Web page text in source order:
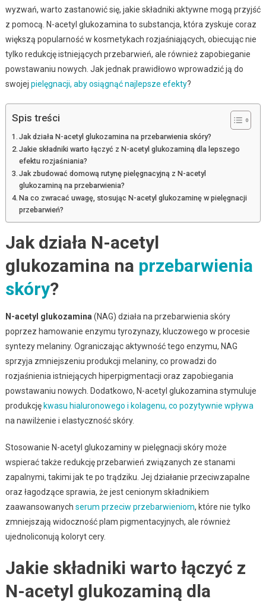
wyzwań, warto zastanowić się, jakie składniki aktywne mogą przyjść
z pomocą. N-acetyl glukozamina to substancja, która zyskuje coraz
większą popularność w kosmetykach rozjaśniających, obiecując nie
tylko redukcję istniejących przebarwień, ale również zapobieganie
powstawaniu nowych. Jak jednak prawidłowo wprowadzić ją do
swojej pielęgnacji, aby osiągnąć najlepsze efekty?
Spis treści
Jak działa N-acetyl glukozamina na przebarwienia skóry?
Jakie składniki warto łączyć z N-acetyl glukozaminą dla lepszego
efektu rozjaśniania?
Jak zbudować domową rutynę pielęgnacyjną z N-acetyl
glukozaminą na przebarwienia?
Na co zwracać uwagę, stosując N-acetyl glukozaminę w pielęgnacji
przebarwień?
Jak działa N-acetyl
glukozamina na przebarwienia
skóry?
N-acetyl glukozamina (NAG) działa na przebarwienia skóry
poprzez hamowanie enzymu tyrozynazy, kluczowego w procesie
syntezy melaniny. Ograniczając aktywność tego enzymu, NAG
sprzyja zmniejszeniu produkcji melaniny, co prowadzi do
rozjaśnienia istniejących hiperpigmentacji oraz zapobiegania
powstawaniu nowych. Dodatkowo, N-acetyl glukozamina stymuluje
produkcję kwasu hialuronowego i kolagenu, co pozytywnie wpływa
na nawilżenie i elastyczność skóry.
Stosowanie N-acetyl glukozaminy w pielęgnacji skóry może
wspierać także redukcję przebarwień związanych ze stanami
zapalnymi, takimi jak te po trądziku. Jej działanie przeciwzapalne
oraz łagodzące sprawia, że jest cenionym składnikiem
zaawansowanych serum przeciw przebarwieniom, które nie tylko
zmniejszają widoczność plam pigmentacyjnych, ale również
ujednoliconują koloryt cery.
Jakie składniki warto łączyć z
N-acetyl glukozaminą dla